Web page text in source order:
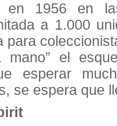
en 1956 en
a 1.000
para
mano” el
esperar
se espera que